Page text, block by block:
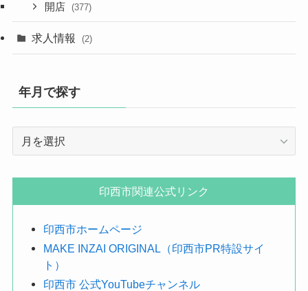
開店 (377)
求人情報 (2)
年月で探す
す
印西市関連公式リンク
印西市ホームページ
MAKE INZAI ORIGINAL（印西市PR特設サイ
ト）
印西市 公式YouTubeチャンネル